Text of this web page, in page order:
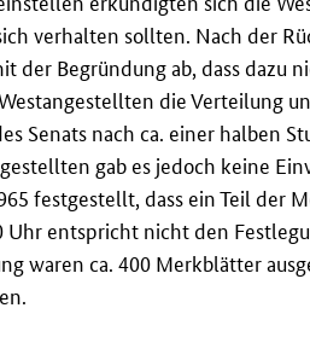
verhalten sollten. Nach der
der Begründung ab, dass dazu
die Verteilung
Senats nach ca. einer halben
gab es jedoch keine
festgestellt, dass ein Teil der
Uhr entspricht nicht den
waren ca. 400 Merkblätter